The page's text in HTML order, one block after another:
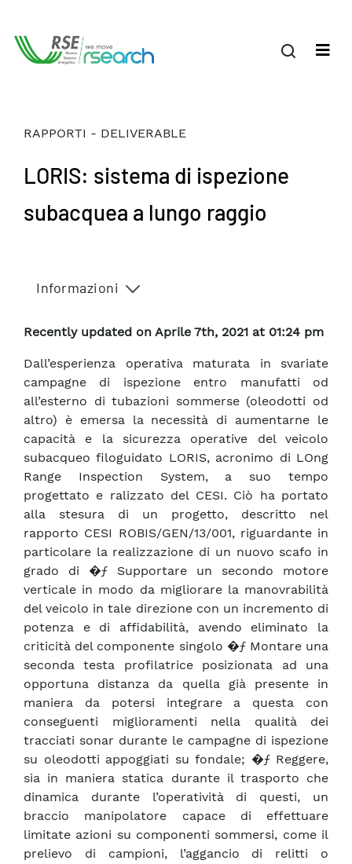
RAPPORTI - DELIVERABLE
LORIS: sistema di ispezione
subacquea a lungo raggio
Informazioni
Recently updated on Aprile 7th, 2021 at 01:24 pm
Dall’esperienza operativa maturata in svariate
campagne di ispezione entro manufatti od
all’esterno di tubazioni sommerse (oleodotti od
altro) è emersa la necessità di aumentarne le
capacità e la sicurezza operative del veicolo
subacqueo filoguidato LORIS, acronimo di LOng
Range Inspection System, a suo tempo
progettato e ralizzato del CESI. Ciò ha portato
alla stesura di un progetto, descritto nel
rapporto CESI ROBIS/GEN/13/001, riguardante in
particolare la realizzazione di un nuovo scafo in
grado di �ƒ Supportare un secondo motore
verticale in modo da migliorare la manovrabilità
del veicolo in tale direzione con un incremento di
potenza e di affidabilità, avendo eliminato la
criticità del componente singolo �ƒ Montare una
seconda testa profilatrice posizionata ad una
opportuna distanza da quella già presente in
maniera da potersi integrare a questa con
conseguenti miglioramenti nella qualità dei
tracciati sonar durante le campagne di ispezione
su oleodotti appoggiati su fondale; �ƒ Reggere,
sia in maniera statica durante il trasporto che
dinamica durante l’operatività di questi, un
braccio manipolatore capace di effettuare
limitate azioni su componenti sommersi, come il
prelievo di campioni, l’aggancio di relitti o